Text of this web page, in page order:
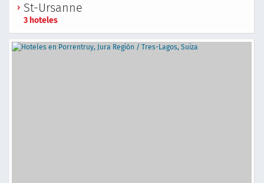
St-Ursanne
3 hoteles